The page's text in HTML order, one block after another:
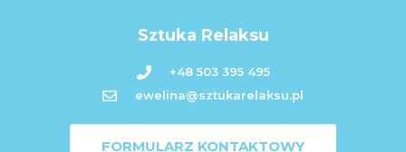
Sztuka Relaksu
+48 503 395 495
ewelina@sztukarelaksu.pl
FORMULARZ KONTAKTOWY